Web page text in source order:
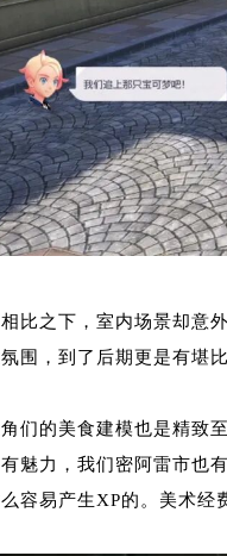
比之下，室内场景却意
围，到了后期更是有堪
们的美食建模也是精致
魅力，我们密阿雷市也
容易产生XP的。美术经